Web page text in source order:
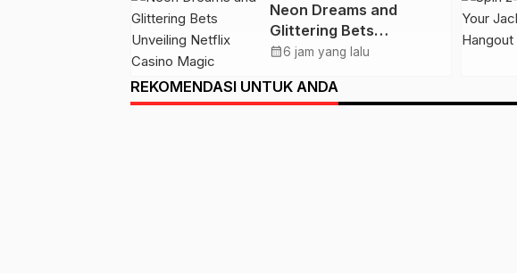
Neon Dreams and
Glittering Bets
Unveiling Netflix
calendar_month6 jam yang lalu
REKOMENDASI UNTUK ANDA